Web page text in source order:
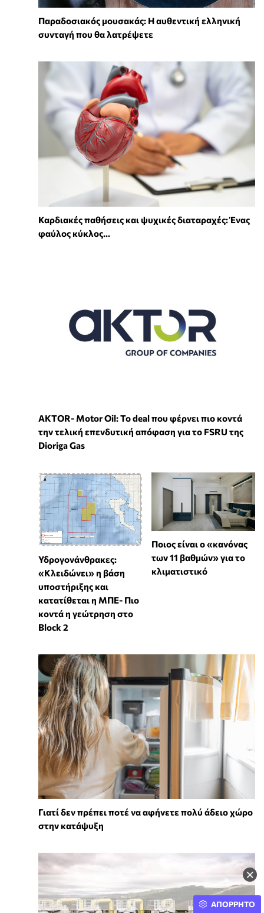
×
Παραδοσιακός μουσακάς: Η αυθεντική ελληνική
συνταγή που θα λατρέψετε
Καρδιακές παθήσεις και ψυχικές διαταραχές: Ένας
φαύλος κύκλος...
ΑKTOR- Motor Oil: Το deal που φέρνει πιο κοντά
την τελική επενδυτική απόφαση για το FSRU της
Dioriga Gas
Υδρογονάνθρακες:
«Κλειδώνει» η βάση
υποστήριξης και
κατατίθεται η ΜΠΕ- Πιο
κοντά η γεώτρηση στο
Block 2
Ποιος είναι ο «κανόνας
των 11 βαθμών» για το
κλιματιστικό
Γιατί δεν πρέπει ποτέ να αφήνετε πολύ άδειο χώρο
στην κατάψυξη
ΑΠΟΡΡΗΤΟ